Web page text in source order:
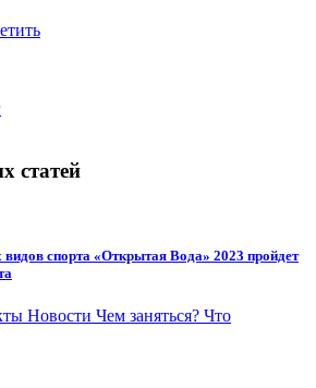
статей
спорта «Открытая Вода» 2023 пройдет
Новости Чем заняться? Что